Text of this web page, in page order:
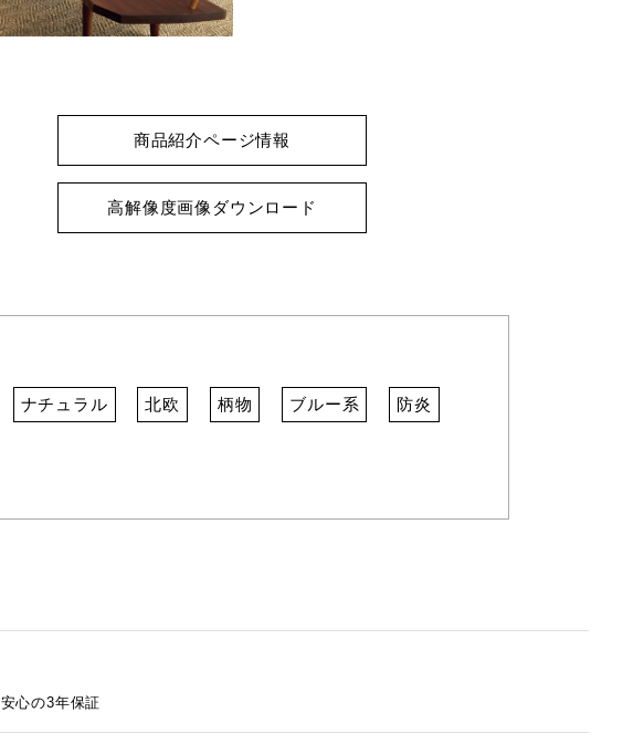
商品紹介ページ情報
高解像度画像ダウンロード
ナチュラル 北欧 柄物 ブルー系 防炎
安心の3年保証